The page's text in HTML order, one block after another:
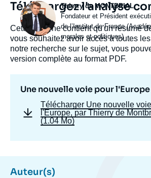
Photo
Thierry de MONTBRIAL
Intitulé
du
poste
Fondateur et Président
de l’Institut de France
morales et politiques)
Téléchargez l'analyse
Cette page ne contient qu'un résumé
vous souhaitez avoir accès à toutes
notre recherche sur le sujet, vous
version complète au format PDF.
Une nouvelle voie pour l'Europe
Télécharger Une nouvelle
l'Europe, par Thierry de
(1.04 Mo)
Auteur(s)